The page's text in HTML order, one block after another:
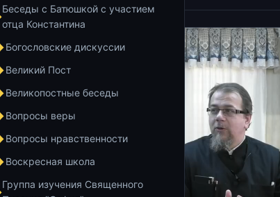
Беседы с Батюшкой с участием
отца Константина
Богословские дискуссии
Великий Пост
Великопостные беседы
Вопросы веры
Вопросы нравственности
Воскресная школа
Группа изучения Священного